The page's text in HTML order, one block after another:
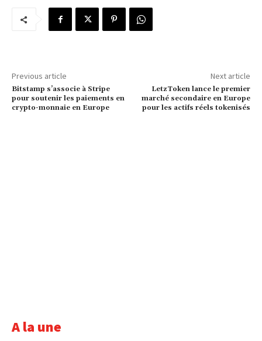
Previous article
Bitstamp s’associe à Stripe
pour soutenir les paiements en
crypto-monnaie en Europe
Next article
LetzToken lance le premier
marché secondaire en Europe
pour les actifs réels tokenisés
A la une